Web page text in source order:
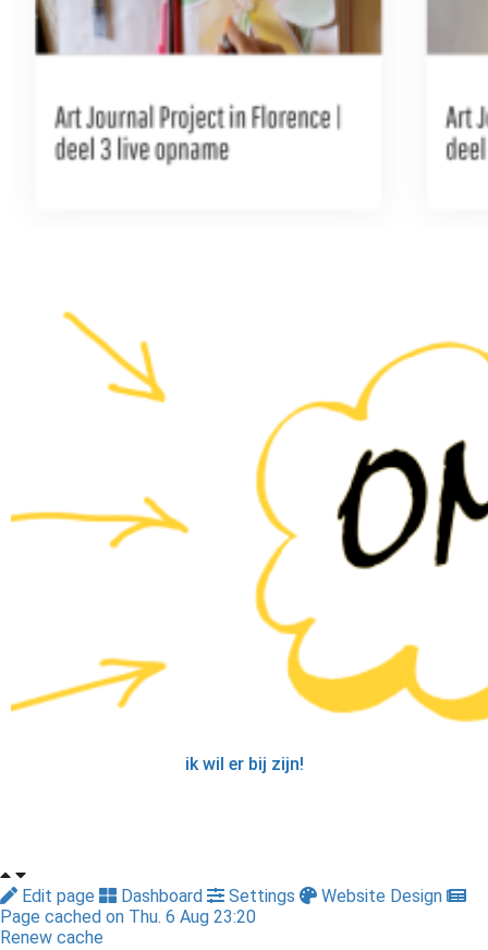
ik wil er bij zijn!
Edit page Dashboard Settings
Website Design
Page cached on Thu. 6 Aug 23:20
Renew cache